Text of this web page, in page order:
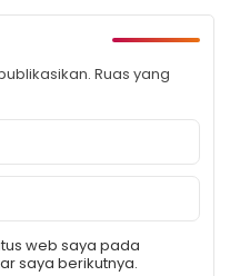
Ruas yang
web saya pada
saya berikutnya.